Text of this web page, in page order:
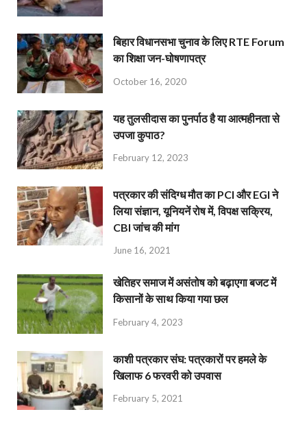
बिहार विधानसभा चुनाव के लिए RTE Forum
का शिक्षा जन-घोषणापत्र
October 16, 2020
यह तुलसीदास का पुनर्पाठ है या आत्महीनता से
उपजा कुपाठ?
February 12, 2023
पत्रकार की संदिग्ध मौत का PCI और EGI ने
लिया संज्ञान, यूनियनें रोष में, विपक्ष सक्रिय,
CBI जांच की मांग
June 16, 2021
खेतिहर समाज में असंतोष को बढ़ाएगा बजट में
किसानों के साथ किया गया छल
February 4, 2023
काशी पत्रकार संघ: पत्रकारों पर हमले के
खिलाफ 6 फरवरी को उपवास
February 5, 2021